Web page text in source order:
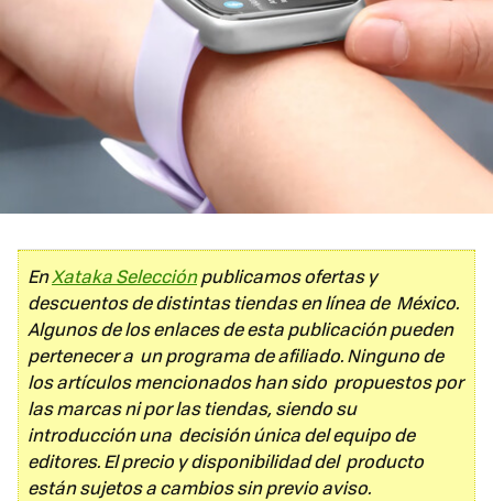
EnXataka Selecciónpublicamos ofertas y
descuentos de distintas tiendas en línea de México.
Algunos de los enlaces de esta publicación pueden
pertenecer a un programa de afiliado. Ninguno de
los artículos mencionados han sido propuestos por
las marcas ni por las tiendas, siendo su
introducción una decisión única del equipo de
editores. El precio y disponibilidad del producto
están sujetos a cambios sin previo aviso.